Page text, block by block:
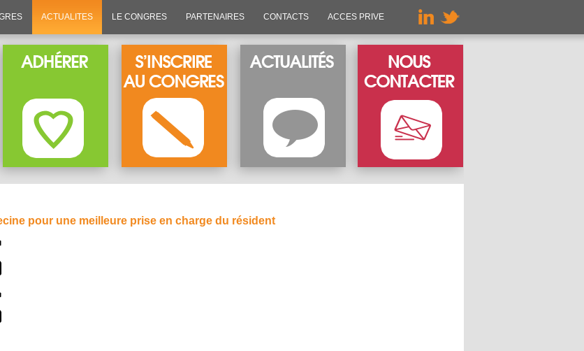
ACTUALITES LE CONGRES PARTENAIRES CONTACTS ACCES PRIVE
pour une meilleure prise en charge du résident